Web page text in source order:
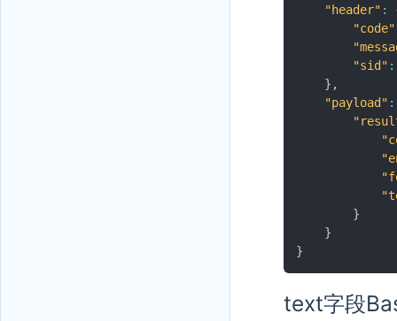
"header" :
"code"
"sid" :
} ,
"payload" :
}
}
}
text字段